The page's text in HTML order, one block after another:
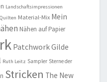
Landschaftsimpressionen
Material-Mix Mein
Nähen auf Papier
Patchwork Gilde
Ruth Leitz Sampler Sterne der
Stricken The New